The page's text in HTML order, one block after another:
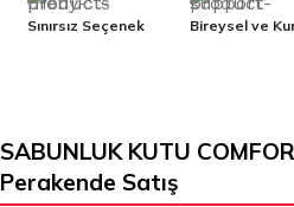
Sınırsız Seçenek Bireysel ve
SABUNLUK KUTU
Perakende Satış